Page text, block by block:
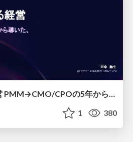
PMMから始まる経営 PMM→CMO/CPOの5年から導いた、 PMMの役割
1 380